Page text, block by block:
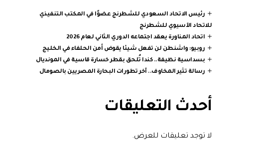
رئيس الاتحاد السعودي للشطرنج عضوًا في المكتب التنفيذي
للاتحاد الآسيوي للشطرنج
اتحاد المناورة يعقد اجتماعه الدوري الثاني لعام 2026
روبيو: واشنطن لن تفعل شيئا يقوض أمن الحلفاء في الخليج
بسداسية نظيفة.. كندا تُلحق بقطر خسارة قاسية في المونديال
رسالة تثير المخاوف.. آخر تطورات البحارة المصريين بالصومال
أحدث التعليقات
لا توجد تعليقات للعرض.